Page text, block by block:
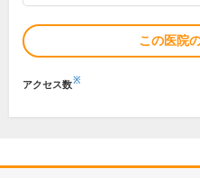
この医院
アクセス数※